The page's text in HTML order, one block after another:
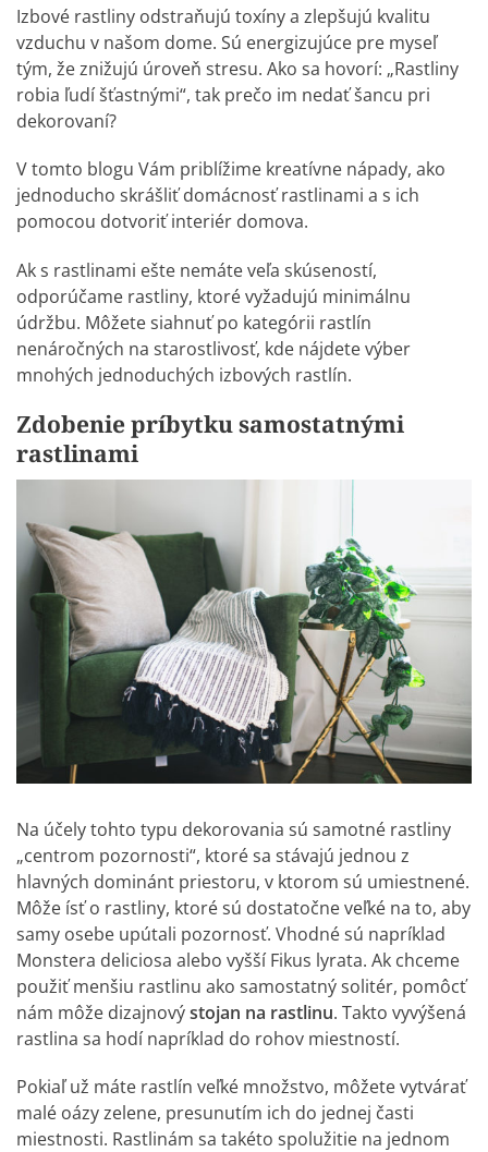
Izbové rastliny odstraňujú toxíny a zlepšujú kvalitu
vzduchu v našom dome. Sú energizujúce pre myseľ
tým, že znižujú úroveň stresu. Ako sa hovorí: „Rastliny
robia ľudí šťastnými“, tak prečo im nedať šancu pri
dekorovaní?
V tomto blogu Vám priblížime kreatívne nápady, ako
jednoducho skrášliť domácnosť rastlinami a s ich
pomocou dotvoriť interiér domova.
Ak s rastlinami ešte nemáte veľa skúseností,
odporúčame rastliny, ktoré vyžadujú minimálnu
údržbu. Môžete siahnuť po kategórii rastlín
nenáročných na starostlivosť, kde nájdete výber
mnohých jednoduchých izbových rastlín.
Zdobenie príbytku samostatnými
rastlinami
Na účely tohto typu dekorovania sú samotné rastliny
„centrom pozornosti“, ktoré sa stávajú jednou z
hlavných dominánt priestoru, v ktorom sú umiestnené.
Môže ísť o rastliny, ktoré sú dostatočne veľké na to, aby
samy osebe upútali pozornosť. Vhodné sú napríklad
Monstera deliciosa alebo vyšší Fikus lyrata. Ak chceme
použiť menšiu rastlinu ako samostatný solitér, pomôcť
nám môže dizajnovýstojan na rastlinu. Takto vyvýšená
rastlina sa hodí napríklad do rohov miestností.
Pokiaľ už máte rastlín veľké množstvo, môžete vytvárať
malé oázy zelene, presunutím ich do jednej časti
miestnosti. Rastlinám sa takéto spolužitie na jednom